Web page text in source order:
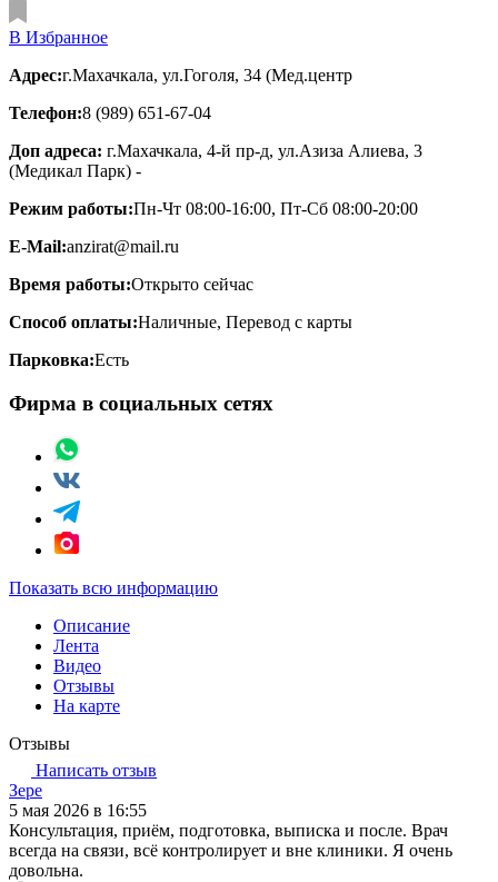
В Избранное
Адрес:г.Махачкала, ул.Гоголя, 34 (Мед.центр
Телефон:8 (989) 651-67-04
Доп адреса: г.Махачкала, 4-й пр-д, ул.Азиза Алиева, 3
(Медикал Парк) -
Режим работы:Пн-Чт 08:00-16:00, Пт-Сб 08:00-20:00
E-Mail:anzirat@mail.ru
Время работы:Открыто сейчас
Способ оплаты:Наличные, Перевод с карты
Парковка:Есть
Фирма в социальных сетях
Показать всю информацию
Описание
Лента
Видео
Отзывы
На карте
Отзывы
Написать отзыв
Зере
5 мая 2026 в 16:55
Консультация, приём, подготовка, выписка и после. Врач
всегда на связи, всё контролирует и вне клиники. Я очень
довольна.